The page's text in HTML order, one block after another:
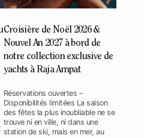
Croisière de Noël 2026 &
Nouvel An 2027 à bord de
notre collection exclusive de
yachts à Raja Ampat
Réservations ouvertes –
Disponibilités limitées La saison
des fêtes la plus inoubliable ne se
trouve ni en ville, ni dans une
station de ski, mais en mer, au